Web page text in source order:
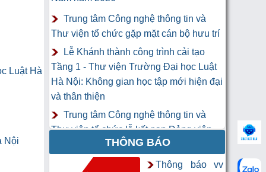
Luật Hà
Nội
Trung tâm Công nghệ thông tin và
Thư viện tổ chức gặp mặt cán bộ hưu trí
Lễ Khánh thành công trình cải tạo
Tầng 1 - Thư viện Trường Đại học Luật
Hà Nội: Không gian học tập mới hiện đại
và thân thiện
Trung tâm Công nghệ thông tin và
Thư viện tổ chức lễ kết nạp Đảng viên
Khai mạc Khóa học “Trí tuệ nhân tạo
THÔNG BÁO
Thông báo vv